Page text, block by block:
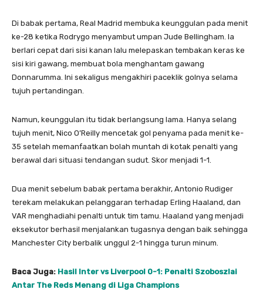
Di babak pertama, Real Madrid membuka keunggulan pada menit
ke-28 ketika Rodrygo menyambut umpan Jude Bellingham. Ia
berlari cepat dari sisi kanan lalu melepaskan tembakan keras ke
sisi kiri gawang, membuat bola menghantam gawang
Donnarumma. Ini sekaligus mengakhiri paceklik golnya selama
tujuh pertandingan.
Namun, keunggulan itu tidak berlangsung lama. Hanya selang
tujuh menit, Nico O’Reilly mencetak gol penyama pada menit ke-
35 setelah memanfaatkan bolah muntah di kotak penalti yang
berawal dari situasi tendangan sudut. Skor menjadi 1-1.
Dua menit sebelum babak pertama berakhir, Antonio Rudiger
terekam melakukan pelanggaran terhadap Erling Haaland, dan
VAR menghadiahi penalti untuk tim tamu. Haaland yang menjadi
eksekutor berhasil menjalankan tugasnya dengan baik sehingga
Manchester City berbalik unggul 2-1 hingga turun minum.
Baca Juga: Hasil Inter vs Liverpool 0-1: Penalti Szoboszlai
Antar The Reds Menang di Liga Champions